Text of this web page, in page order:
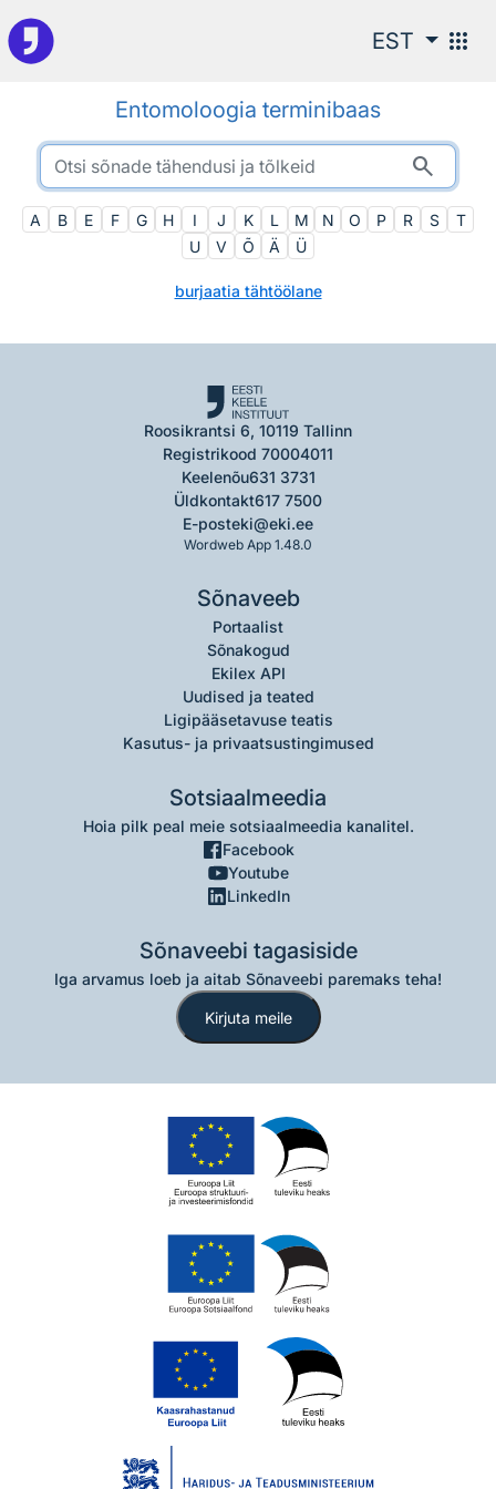
Otsingu juurde
EST apps
Entomoloogia terminibaas
search
A B E F G H I J K L M N O P R S
T
U
V Õ Ä Ü
burjaatia tähtöölane
Roosikrantsi 6, 10119 Tallinn
Registrikood 70004011
Keelenõu631 3731
Üldkontakt617 7500
E-posteki@eki.ee
Wordweb App 1.48.0
Sõnaveeb
Portaalist
Sõnakogud
Ekilex API
Uudised ja teated
Ligipääsetavuse teatis
Kasutus- ja privaatsustingimused
Sotsiaalmeedia
Hoia pilk peal meie sotsiaalmeedia kanalitel.
Facebook
Youtube
LinkedIn
Sõnaveebi tagasiside
Iga arvamus loeb ja aitab Sõnaveebi paremaks teha!
Kirjuta meile